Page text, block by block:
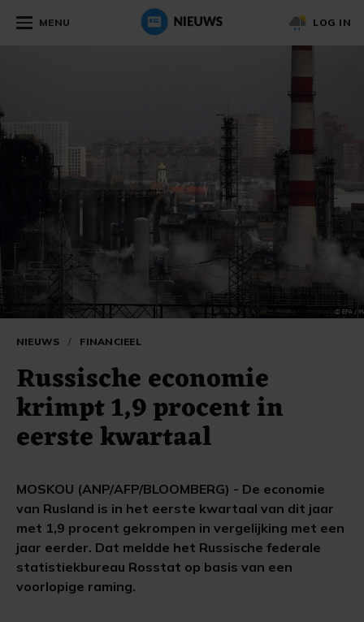
MENU LOG IN
NIEUWS / FINANCIEEL
Russische economie
krimpt 1,9 procent in
eerste kwartaal
MOSKOU (ANP/AFP/BLOOMBERG) - De economie
van Rusland is in het eerste kwartaal van dit jaar
met 1,9 procent gekrompen in vergelijking met een
jaar eerder. Dat meldde het Russische federale
statistiekbureau Rosstat op basis van een
voorlopige raming.